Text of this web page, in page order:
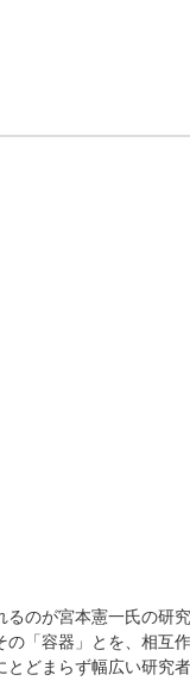
のが宮本憲一氏の研
「容器」とを、相互
どまらず幅広い研究